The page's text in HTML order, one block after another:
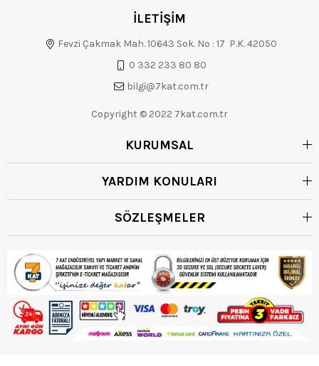
İLETİŞİM
Fevzi Çakmak Mah. 10643 Sok. No : 17 P.K. 42050
0 332 233 80 80
bilgi@7kat.com.tr
Copyright © 2022 7kat.com.tr
KURUMSAL
YARDIM KONULARI
SÖZLEŞMELER